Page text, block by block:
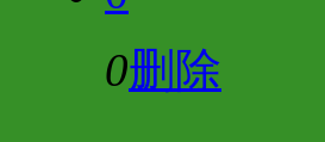
0删除